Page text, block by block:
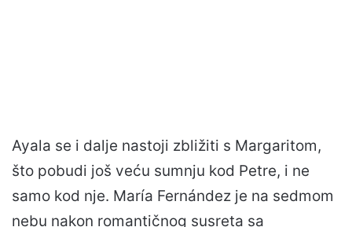
Ayala se i dalje nastoji zbližiti s Margaritom,
što pobudi još veću sumnju kod Petre, i ne
samo kod nje. María Fernández je na sedmom
nebu nakon romantičnog susreta sa